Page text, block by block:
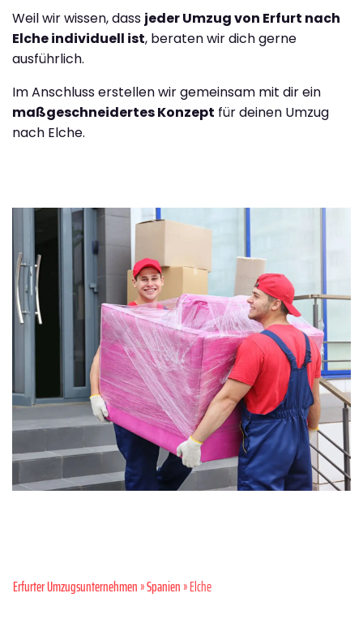
Weil wir wissen, dass jeder Umzug von Erfurt nach
Elche individuell ist, beraten wir dich gerne
ausführlich.
Im Anschluss erstellen wir gemeinsam mit dir ein
maßgeschneidertes Konzept für deinen Umzug
nach Elche.
Erfurter Umzugsunternehmen»Spanien» Elche